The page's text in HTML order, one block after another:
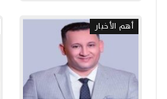
أهم الأخبار